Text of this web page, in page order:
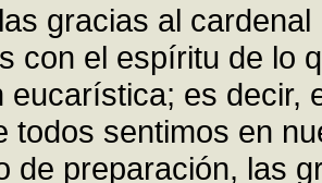
gracias al
con el espíritu de lo
eucarística; es decir,
todos sentimos en
de preparación, las